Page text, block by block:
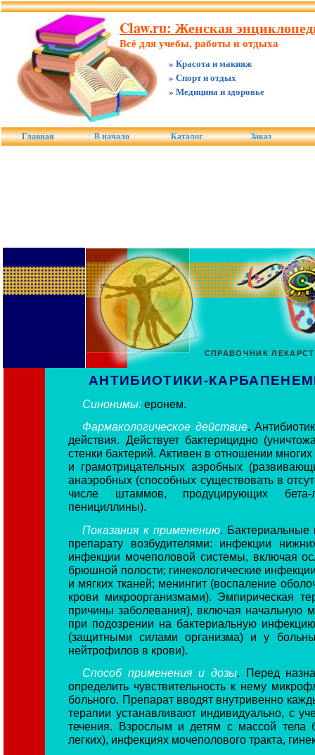
Claw.ru: Женская
Всё для учебы, работы и отдыха
» Красота и макияж
» Спорт и отдых
» Медицина и здоровье
Главная В начало Каталог Заказ
СПРАВОЧНИК
АНТИБИОТИКИ-
Синонимы: еронем.
Фармакологическое действие.
действия. Действует бактерицидно
стенки бактерий. Активен в отношении
и грамотрицательных аэробных
анаэробных (способных существовать в
числе штаммов, продуцирующих
пенициллины).
Показания к применению. Бактериальные
препарату возбудителями: инфекции
инфекции мочеполовой системы, включая
брюшной полости; гинекологические
и мягких тканей; менингит (воспаление
крови микроорганизмами). Эмпирическая
причины заболевания), включая начальную
при подозрении на бактериальную
(защитными силами организма) и у
нейтрофилов в крови).
Способ применения и дозы. Перед
определить чувствительность к нему
больного. Препарат вводят внутривенно
терапии устанавливают индивидуально, с
течения. Взрослым и детям с массой тела
легких), инфекциях мочеполового тракта,